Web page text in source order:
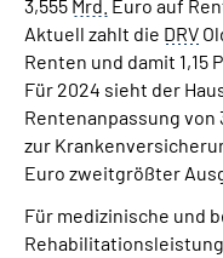
3,555 Mrd. Euro auf
Aktuell zahlt die DRV
Renten und damit 1,15
Für 2024 sieht der
Rentenanpassung von
zur
Euro zweitgrößter
Für medizinische und